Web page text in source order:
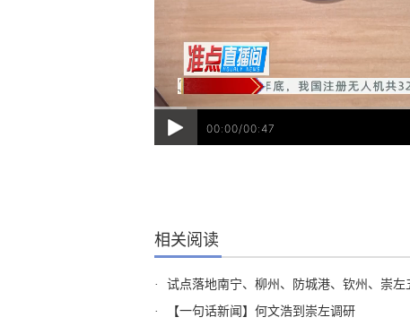
00:00/00:47
相关阅读
· 试点落地南宁、柳州、防城港、钦州、崇左五市 广西
·
【一句话新闻】何文浩到崇左调研